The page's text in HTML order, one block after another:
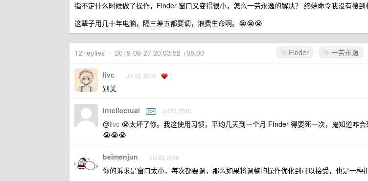
指不定什么时候做了操作，Finder 窗口又变得很小，怎么一劳永逸的解决？ 终端命令我没有搜到
这辈子用几十年电脑，隔三差五都要调，浪费生命啊。😭😭😭
Finder 一劳永逸
12 replies • 2019-09-27 20:03:52 +08:00
livc Jul 23, 2018 1
别关
intellectual OP Jul 23, 2018
@livc 😭太坏了你。我这使用习惯，平均几天到一个月 FInder 得要死一次，鬼知道咋会
😭😭😭
beimenjun Jul 23, 2018
你的诉求是窗口太小，每次都要调，那么如果将调整的操作优化到可以接受，也是一种